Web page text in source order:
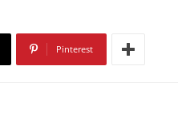
Pinterest